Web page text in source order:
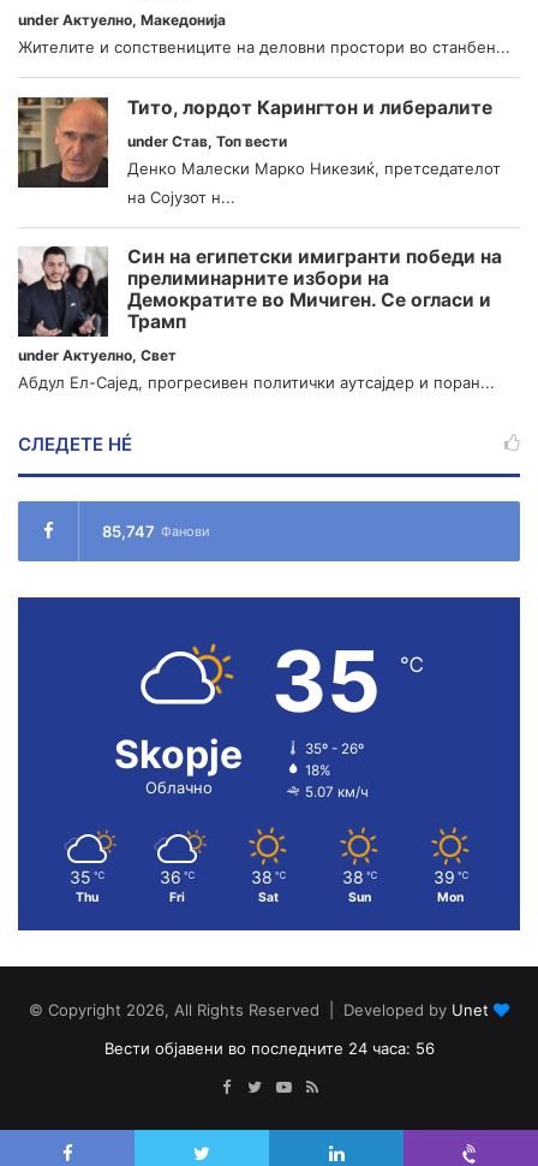
under Актуелно, Македонија
Жителите и сопствениците на деловни простори во станбен...
Тито, лордот Карингтон и либералите
under Став, Топ вести
Денко Малески Марко Никезиќ, претседателот
на Сојузот н...
Син на египетски имигранти победи на
прелиминарните избори на
Демократите во Мичиген. Се огласи и
Трамп
under Актуелно, Свет
Абдул Ел-Сајед, прогресивен политички аутсајдер и поран...
СЛЕДЕТЕ НÉ
85,747 Фанови
Skopje
Облачно
35 ℃
35º - 26º
18%
5.07 км/ч
35 ℃
Thu
36 ℃
Fri
38 ℃
Sat
38 ℃
Sun
39 ℃
Mon
© Copyright 2026, All Rights Reserved | Developed by Unet
Вести објавени во последните 24 часа: 56
Facebook
TwitterYouTube
RSS